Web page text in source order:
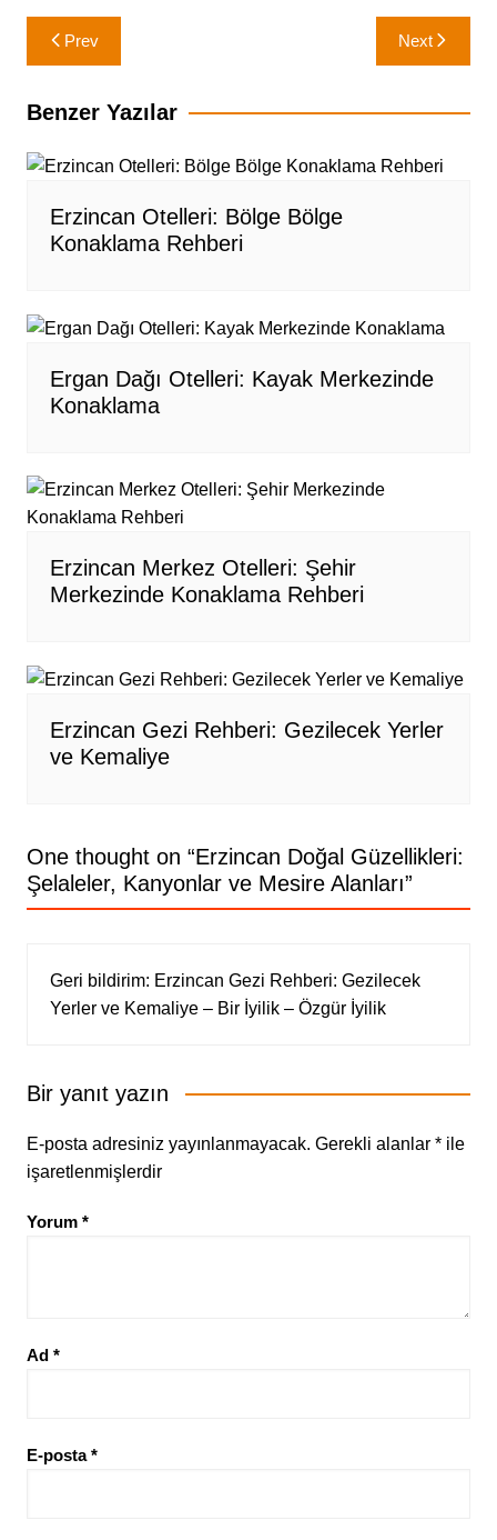
Yazı
gezinmesi
Prev Next
Benzer Yazılar
Erzincan Otelleri: Bölge Bölge
Konaklama Rehberi
Ergan Dağı Otelleri: Kayak Merkezinde
Konaklama
Erzincan Merkez Otelleri: Şehir
Merkezinde Konaklama Rehberi
Erzincan Gezi Rehberi: Gezilecek Yerler
ve Kemaliye
One thought on “Erzincan Doğal Güzellikleri:
Şelaleler, Kanyonlar ve Mesire Alanları”
Geri bildirim: Erzincan Gezi Rehberi: Gezilecek
Yerler ve Kemaliye – Bir İyilik – Özgür İyilik
Bir yanıt yazın
E-posta adresiniz yayınlanmayacak. Gerekli alanlar *ile
işaretlenmişlerdir
Yorum *
Ad *
E-posta*